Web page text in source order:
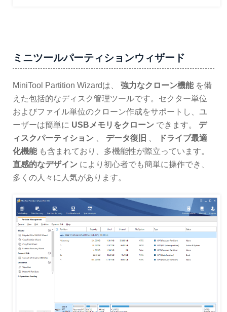
ミニツールパーティションウィザード
MiniTool Partition Wizardは、 強力なクローン機能を備
えた包括的なディスク管理ツールです。セクター単位
およびファイル単位のクローン作成をサポートし、ユ
ーザーは簡単に USBメモリをクローン できます。 デ
ィスクパーティション
データ復旧
ドライブ最適
化機能も含まれており、多機能性が際立っています。
直感的なデザイン により初心者でも簡単に操作でき、
多くの人々に人気があります。